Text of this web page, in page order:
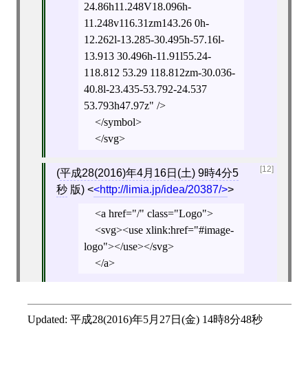
24.86h11.248V18.096h-
11.248v116.31zm143.26 0h-
12.262l-13.285-30.495h-57.16l-
13.913 30.496h-11.91l55.24-
118.812 53.29 118.812zm-30.036-
40.8l-23.435-53.792-24.537
53.793h47.97z" />
</symbol>
</svg>
[12]
(平成28(2016)年4月16日(土) 9時4分5
秒版) < http://limia.jp/idea/20387/ >
<a href="/" class="Logo">
<svg><use xlink:href="#image-
logo"></use></svg>
</a>
Updated: 平成28(2016)年5月27日(金) 14時8分48秒